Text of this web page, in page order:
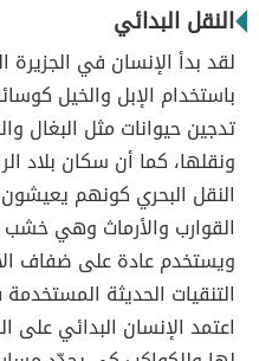
النقل البدائي
لقد بدأ الإنسان في
باستخدام الإبل والخيل
تدجين حيوانات مثل البغال
ونقلها، كما أن سكان بلاد
النقل البحري كونهم
القوارب والأرماث وهي
ويستخدم عادة على ضفاف
التنقيات الحديثة
اعتمد الإنسان البدائي